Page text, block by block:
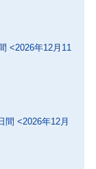
<2026年12月11
<2026年12月